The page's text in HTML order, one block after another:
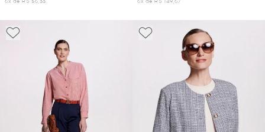
6x de R$ 56,33
6x de R$ 149,67